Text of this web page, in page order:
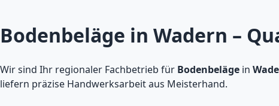
Bodenbeläge in Wadern –
Wir sind Ihr regionaler Fachbetrieb für Bodenbeläge in
liefern präzise Handwerksarbeit aus Meisterhand.